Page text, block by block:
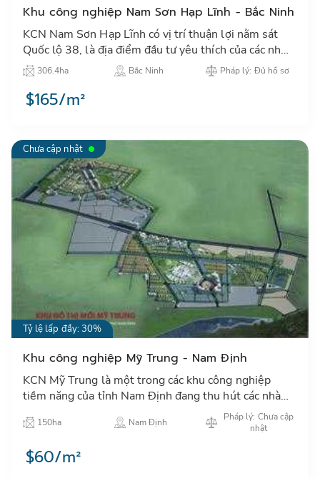
Khu công nghiệp Nam Sơn Hạp Lĩnh - Bắc Ninh
KCN Nam Sơn Hạp Lĩnh có vị trí thuận lợi nằm sát
Quốc lộ 38, là địa điểm đầu tư yêu thích của các nhà
đầu tư lớn trong và ngoài nước.…
306.4ha Bắc Ninh Pháp lý: Đủ hồ sơ
$165/m²
Chưa cập nhật
Tỷ lệ lấp đầy: 30%
Khu công nghiệp Mỹ Trung - Nam Định
KCN Mỹ Trung là một trong các khu công nghiệp
tiềm năng của tỉnh Nam Định đang thu hút các nhà
đầu tư trong và ngoài nước đặc biệt các NĐT Nhật
Bản, Hàn Quốc, Đ…
150ha Nam Định
Pháp lý: Chưa cập
nhật
$60/m²